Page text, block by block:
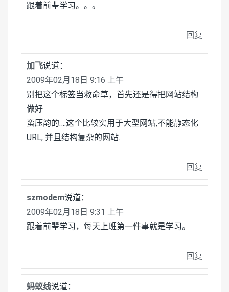
跟着前辈学习。。。
回复
加飞说道：
2009年02月18日 9:16 上午
别把这个标签当救命草，首先还是得把网站结构
做好
蛮压韵的….这个比较实用于大型网站,不能静态化
URL, 并且结构复杂的网站.
回复
szmodem说道：
2009年02月18日 9:31 上午
跟着前辈学习，每天上班第一件事就是学习。
回复
蚂蚁线说道：